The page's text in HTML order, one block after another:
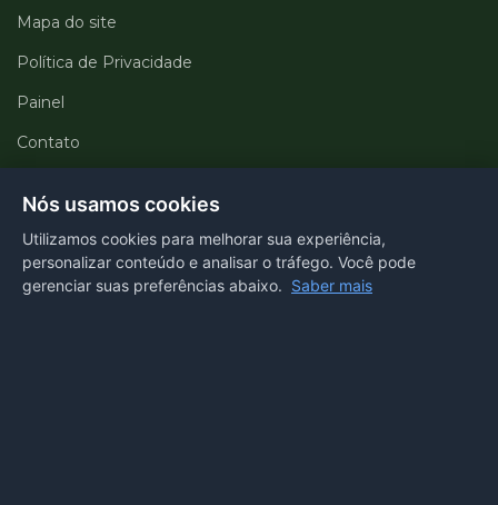
Mapa do site
Política de Privacidade
Painel
Contato
Departamentos
Portal transparência
E-SIC
Nós usamos cookies
Utilizamos cookies para melhorar sua experiência,
personalizar conteúdo e analisar o tráfego. Você pode
gerenciar suas preferências abaixo. Saber mais